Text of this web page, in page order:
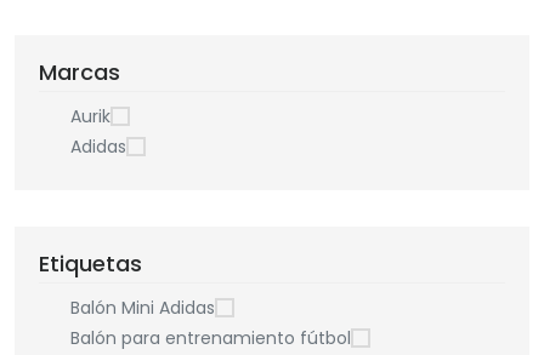
Marcas
Aurik
Adidas
Etiquetas
Balón Mini Adidas
Balón para entrenamiento fútbol